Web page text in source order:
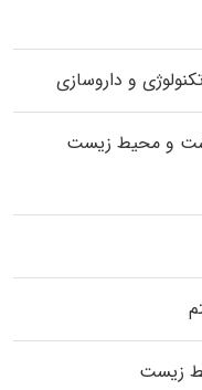
و داروسازی
و محیط زیست
زیست